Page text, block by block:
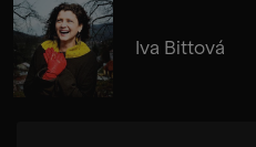
Iva Bittová